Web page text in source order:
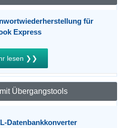
für
Express
lesen ❯❯
Übergangstools
Datenbankkonverter